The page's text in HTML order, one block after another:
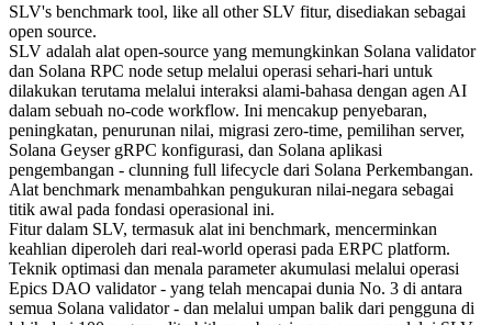
SLV's benchmark tool, like all other SLV fitur, disediakan sebagai
open source.
SLV adalah alat open-source yang memungkinkan Solana validator
dan Solana RPC node setup melalui operasi sehari-hari untuk
dilakukan terutama melalui interaksi alami-bahasa dengan agen AI
dalam sebuah no-code workflow. Ini mencakup penyebaran,
peningkatan, penurunan nilai, migrasi zero-time, pemilihan server,
Solana Geyser gRPC konfigurasi, dan Solana aplikasi
pengembangan - clunning full lifecycle dari Solana Perkembangan.
Alat benchmark menambahkan pengukuran nilai-negara sebagai
titik awal pada fondasi operasional ini.
Fitur dalam SLV, termasuk alat ini benchmark, mencerminkan
keahlian diperoleh dari real-world operasi pada ERPC platform.
Teknik optimasi dan menala parameter akumulasi melalui operasi
Epics DAO validator - yang telah mencapai dunia No. 3 di antara
semua Solana validator - dan melalui umpan balik dari pengguna di